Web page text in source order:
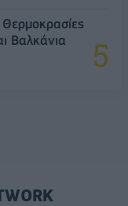
Βαλκάνια